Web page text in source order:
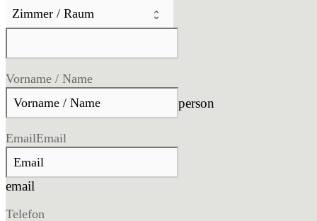
Vorname / Name
person
EmailEmail
email
Telefon